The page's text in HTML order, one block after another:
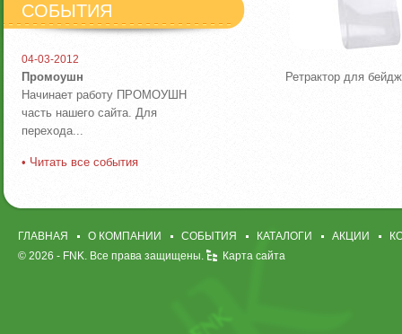
СОБЫТИЯ
04-03-2012
Промоушн
Начинает работу ПРОМОУШН
часть нашего сайта. Для
перехода...
• Читать все события
Ретрактор для
ГЛАВНАЯ О КОМПАНИИ СОБЫТИЯ КАТАЛОГИ АКЦИИ
© 2026 - FNK. Все права защищены. Карта сайта